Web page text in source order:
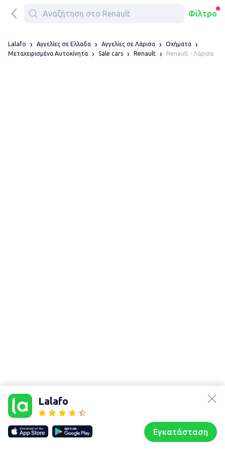
Φίλτρο
Lalafo
Εγκατάσταση
Lalafo Αγγελίες σε Ελλαδα Αγγελίες σε Λάρισα
Οχήματα
Μεταχειρισμένα Αυτοκίνητα
Sale cars Renault Renault - Λάρισα
Our websites
lalafo.kg
lalafo.rs
lalafo.pl
Sitemap
Χάρτης
Συζητήσεις Προφίλ